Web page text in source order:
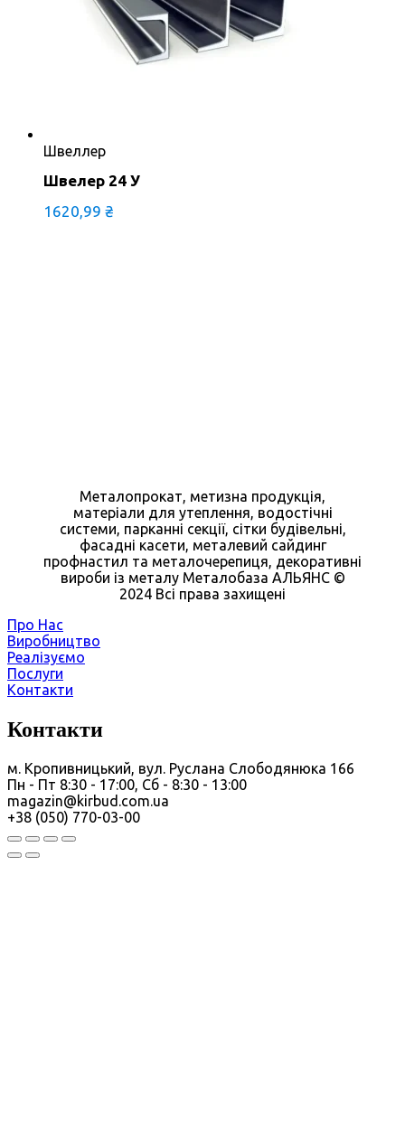
Швеллер
Швелер 24 У
1620,99 ₴
Металопрокат, метизна продукція,
матеріали для утеплення, водостічні
системи, парканні секції, сітки будівельні,
фасадні касети, металевий сайдинг
профнастил та металочерепиця, декоративні
вироби із металу Металобаза АЛЬЯНС ©
2024 Всі права захищені
Про Нас
Виробництво
Реалізуємо
Послуги
Контакти
Контакти
м. Кропивницький, вул. Руслана Слободянюка 166
Пн - Пт 8:30 - 17:00, Сб - 8:30 - 13:00
magazin@kirbud.com.ua
+38 (050) 770-03-00